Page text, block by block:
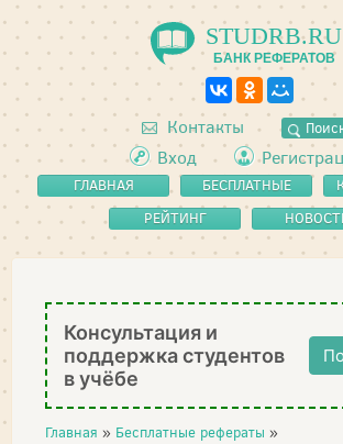
STUDRB.RU
БАНК РЕФЕРАТОВ
Контакты
Вход
ГЛАВНАЯ
БЕСПЛАТНЫЕ
РЕФЕРАТЫ
РЕЙТИНГ
Консультация и
поддержка студентов
в учёбе
Главная » Бесплатные рефераты »